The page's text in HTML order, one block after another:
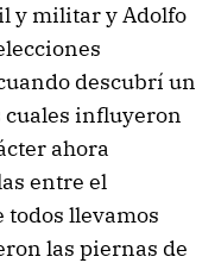
y militar y Adolfo
descubrí un
cuales influyeron
ahora
entre el
llevamos
las piernas de